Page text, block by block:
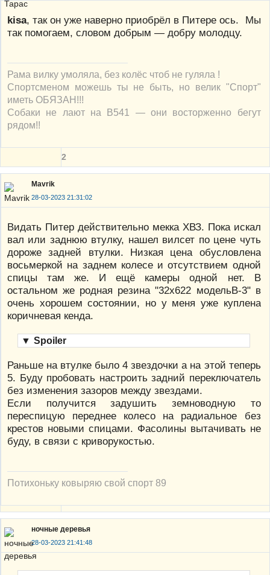
kisa, так он уже наверно приобрёл в Питере ось. Мы
так помогаем, словом добрым — добру молодцу.
Рама вилку умоляла, без колёс чтоб не гуляла !
Спортсменом можешь ты не быть, но велик "Спорт"
иметь ОБЯЗАН!!!
Собаки не лают на В541 — они восторженно бегут
рядом!!
2
Mavrik
28-03-2023 21:31:02
Видать Питер действительно мекка ХВЗ. Пока искал
вал или заднюю втулку, нашел вилсет по цене чуть
дороже задней втулки. Низкая цена обусловлена
восьмеркой на заднем колесе и отсутствием одной
спицы там же. И ещё камеры одной нет. В
остальном же родная резина "32х622 модельВ-3" в
очень хорошем состоянии, но у меня уже куплена
коричневая кенда.
▼ Spoiler
Раньше на втулке было 4 звездочки а на этой теперь
5. Буду пробовать настроить задний переключатель
без изменения зазоров между звездами.
Если получится задушить земноводную то
переспицую переднее колесо на радиальное без
крестов новыми спицами. Фасолины вытачивать не
буду, в связи с криворукостью.
Потихоньку ковыряю свой спорт 89
ночные деревья
28-03-2023 21:41:48